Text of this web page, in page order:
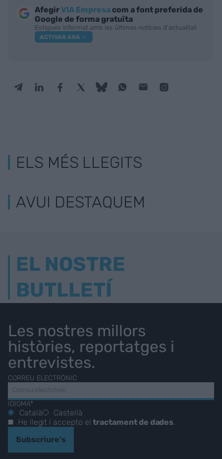
AfegirVIA Empresa com a font preferida de
Google de forma gratuïta
Estigues informat amb les últimes notícies d'actualitat
ACTIVAR ARA
ELS MÉS LLEGITS
AVUI DESTAQUEM
EL NOSTRE
BUTLLETÍ
Les nostres millors
històries, reportatges i
entrevistes.
CORREU ELECTRÒNIC
IDIOMA*
Català
Castellà
He llegit i accepto eltractament de dades.
Subscriure's